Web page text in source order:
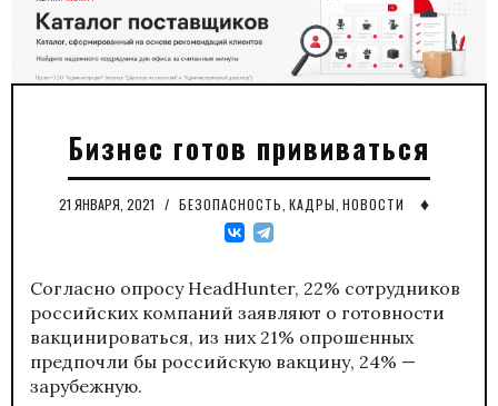
Бизнес готов прививаться
21 ЯНВАРЯ, 2021 / БЕЗОПАСНОСТЬ КАДРЫ НОВОСТИ ♦
Согласно опросу HeadHunter, 22% сотрудников
российских компаний заявляют о готовности
вакцинироваться, из них 21% опрошенных
предпочли бы российскую вакцину, 24% —
зарубежную.